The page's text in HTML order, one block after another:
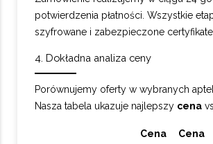
potwierdzenia płatności. Wszystkie
szyfrowane i zabezpieczone
4. Dokładna analiza ceny
Porównujemy oferty w wybranych
Nasza tabela ukazuje najlepszy cena
Cena
Cena